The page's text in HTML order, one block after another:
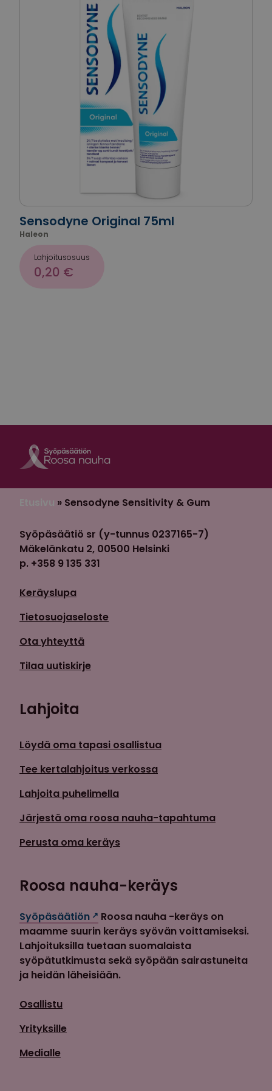
Sensodyne Original 75ml
Haleon
Lahjoitusosuus
0,20 €
» Sensodyne Sensitivity & Gum
Syöpäsäätiö sr (y-tunnus 0237165-7)
Mäkelänkatu 2, 00500 Helsinki
p. +358 9 135 331
Keräyslupa
Tietosuojaseloste
Ota yhteyttä
Tilaa uutiskirje
Lahjoita
Löydä oma tapasi osallistua
Tee kertalahjoitus verkossa
Lahjoita puhelimella
Järjestä oma roosa nauha-tapahtuma
Perusta oma keräys
Roosa nauha-keräys
Syöpäsäätiön
Roosa nauha -keräys on
maamme suurin keräys syövän voittamiseksi.
Lahjoituksilla tuetaan suomalaista
syöpätutkimusta sekä syöpään sairastuneita
ja heidän läheisiään.
Osallistu
Yrityksille
Medialle